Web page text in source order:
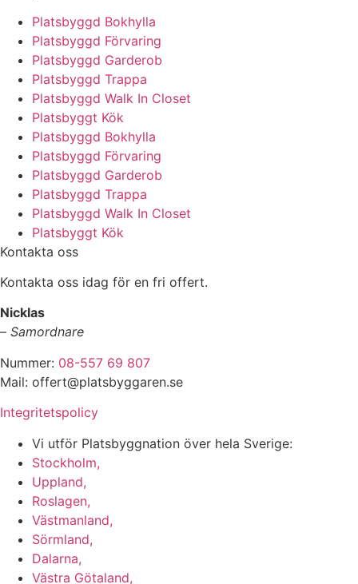
Platsbyggd Bokhylla
Platsbyggd Förvaring
Platsbyggd Garderob
Platsbyggd Trappa
Platsbyggd Walk In Closet
Platsbyggt Kök
Platsbyggd Bokhylla
Platsbyggd Förvaring
Platsbyggd Garderob
Platsbyggd Trappa
Platsbyggd Walk In Closet
Platsbyggt Kök
Kontakta oss
Kontakta oss idag för en fri offert.
Nicklas
– Samordnare
Nummer: 08-557 69 807
Mail: offert@platsbyggaren.se
Integritetspolicy
Vi utför Platsbyggnation över hela Sverige:
Stockholm,
Uppland,
Roslagen,
Västmanland,
Sörmland,
Dalarna,
Västra Götaland,